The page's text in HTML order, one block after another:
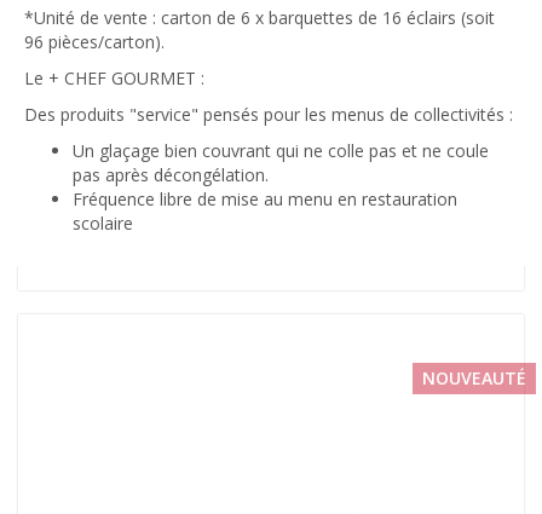
*Unité de vente : carton de 6 x barquettes de 16 éclairs (soit
96 pièces/carton).
Le + CHEF GOURMET :
Des produits "service" pensés pour les menus de collectivités :
Un glaçage bien couvrant qui ne colle pas et ne coule
pas après décongélation.
Fréquence libre de mise au menu en restauration
scolaire
NOUVEAUTÉ